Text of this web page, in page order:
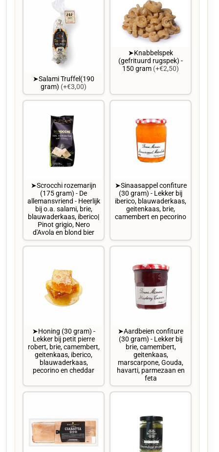
➤Salami Truffel(190
gram) (+€3,00)
➤Knabbelspek
(gefrituurd rugspek) -
150 gram (+€2,50)
➤Scrocchi rozemarijn
(175 gram) - De
allemansvriend - Heerlijk
bij o.a. salami, brie,
blauwaderkaas, iberico|
Pinot grigio, Nero
d'Avola en blond bier
➤Sinaasappel confiture
(30 gram) - Lekker bij
iberico, blauwaderkaas,
geitenkaas, brie,
camembert en pecorino
➤Honing (30 gram) -
Lekker bij petit pierre
robert, brie, camembert,
geitenkaas, iberico,
blauwaderkaas,
pecorino en cheddar
➤Aardbeien confiture
(30 gram) - Lekker bij
brie, camembert,
geitenkaas,
marscarpone, Gouda,
havarti, parmezaan en
feta